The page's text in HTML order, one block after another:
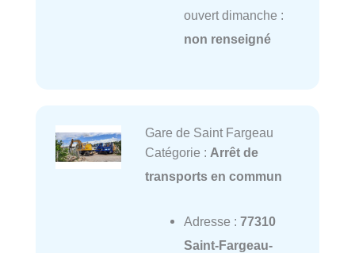
ouvert dimanche :
non renseigné
Gare de Saint Fargeau
Catégorie : Arrêt de
transports en commun
Adresse : 77310
Saint-Fargeau-